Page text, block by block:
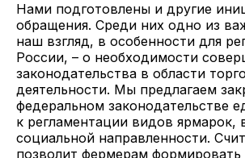
Нами подготовлены и другие
обращения. Среди них одно из
наш взгляд, в особенности для
России, – о необходимости
законодательства в области
деятельности. Мы предлагаем
федеральном законодательстве
к регламентации видов ярмарок,
социальной направленности.
позволит фермерам формировать